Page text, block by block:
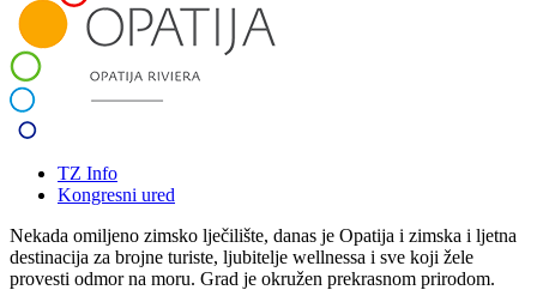
TZ Info
Kongresni ured
Nekada omiljeno zimsko lječilište, danas je Opatija i zimska i ljetna
destinacija za brojne turiste, ljubitelje wellnessa i sve koji žele
provesti odmor na moru. Grad je okružen prekrasnom prirodom.